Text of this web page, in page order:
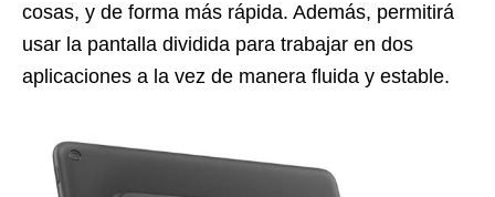
cosas, y de forma más rápida. Además, permitirá
usar la pantalla dividida para trabajar en dos
aplicaciones a la vez de manera fluida y estable.